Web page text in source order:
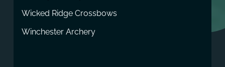
Wicked Ridge Crossbows
Winchester Archery